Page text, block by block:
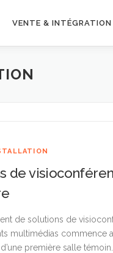
VENTE & INTÉGRATION
de
de solutions de
multimédias commence
première salle